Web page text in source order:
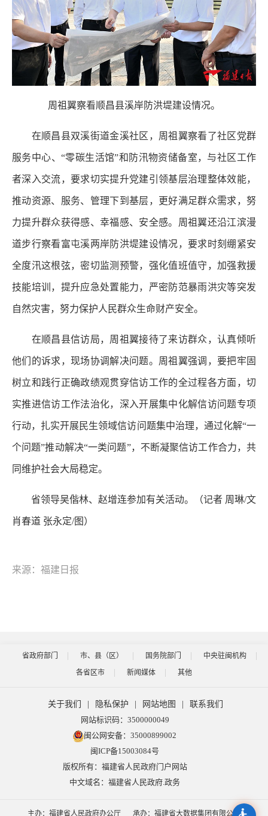
周祖翼察看顺昌县溪岸防洪堤建设情况。
在顺昌县双溪街道金溪社区，周祖翼察看了社区党群
服务中心、“零碳生活馆”和防汛物资储备室，与社区工作
者深入交流，要求切实提升党建引领基层治理整体效能，
推动资源、服务、管理下到基层，更好满足群众需求，努
力提升群众获得感、幸福感、安全感。周祖翼还沿江滨漫
道步行察看富屯溪两岸防洪堤建设情况，要求时刻绷紧安
全度汛这根弦，密切监测预警，强化值班值守，加强救援
技能培训，提升应急处置能力，严密防范暴雨洪灾等突发
自然灾害，努力保护人民群众生命财产安全。
在顺昌县信访局，周祖翼接待了来访群众，认真倾听
他们的诉求，现场协调解决问题。周祖翼强调，要把牢固
树立和践行正确政绩观贯穿信访工作的全过程各方面，切
实推进信访工作法治化，深入开展集中化解信访问题专项
行动，扎实开展民生领域信访问题集中治理，通过化解“一
个问题”推动解决“一类问题”，不断凝聚信访工作合力，共
同维护社会大局稳定。
省领导吴偕林、赵增连参加有关活动。（记者 周琳/文
肖春道 张永定/图）
来源：福建日报
省政府部门 市、县（区） 国务院部门
中央驻闽机构
各省区市
新闻媒体 其他
关于我们 隐私保护 网站地图
联系我们
网站标识码：3500000049
闽公网安备：35000899002
闽ICP备15003084号
版权所有：福建省人民政府门户网站
中文域名：福建省人民政府.政务
主办：福建省人民政府办公厅 承办：福建省大数据集团有限公司